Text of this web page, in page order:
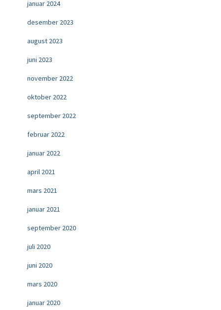
januar 2024
desember 2023
august 2023
juni 2023
november 2022
oktober 2022
september 2022
februar 2022
januar 2022
april 2021
mars 2021
januar 2021
september 2020
juli 2020
juni 2020
mars 2020
januar 2020